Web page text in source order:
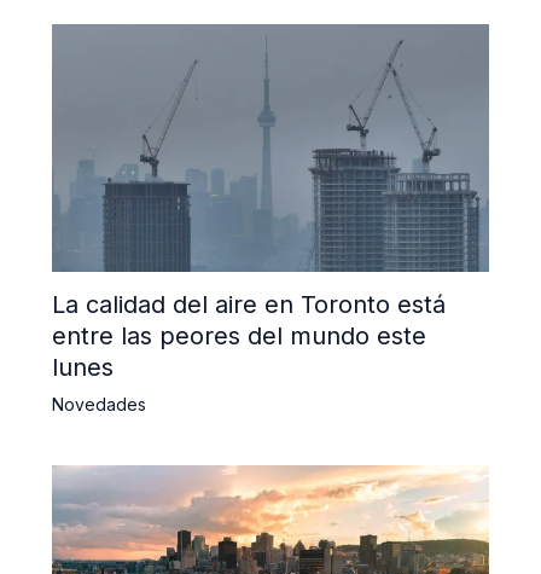
La calidad del aire en Toronto está
entre las peores del mundo este
lunes
Novedades